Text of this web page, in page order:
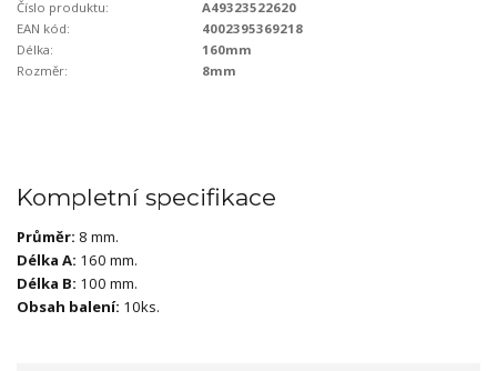
Číslo produktu:
A49323522620
EAN kód:
4002395369218
Délka:
160mm
Rozměr:
8mm
Kompletní specifikace
Průměr: 8 mm.
Délka A: 160 mm.
Délka B: 100 mm.
Obsah balení: 10ks.